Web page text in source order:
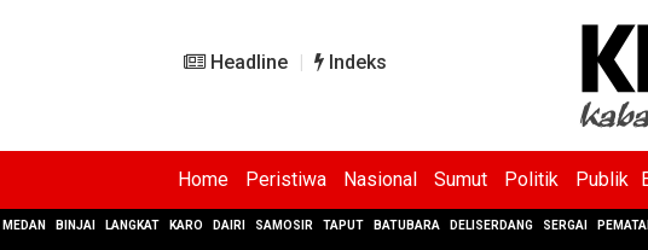
Headline Indeks
Home Peristiwa Nasional Sumut Politik Publik
MEDAN BINJAI LANGKAT KARO DAIRI SAMOSIR TAPUT BATUBARA DELISERDANG SERGAI